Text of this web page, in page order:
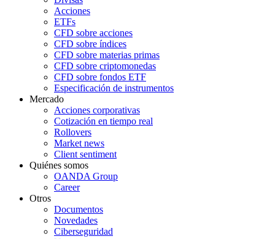
Acciones
ETFs
CFD sobre acciones
CFD sobre índices
CFD sobre materias primas
CFD sobre criptomonedas
CFD sobre fondos ETF
Especificación de instrumentos
Mercado
Acciones corporativas
Cotización en tiempo real
Rollovers
Market news
Client sentiment
Quiénes somos
OANDA Group
Career
Otros
Documentos
Novedades
Ciberseguridad